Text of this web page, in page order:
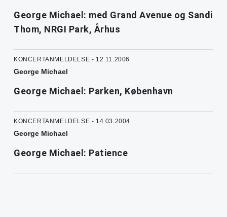
George Michael: med Grand Avenue og Sandi
Thom, NRGI Park, Århus
KONCERTANMELDELSE - 12.11.2006
George Michael
George Michael: Parken, København
KONCERTANMELDELSE - 14.03.2004
George Michael
George Michael: Patience